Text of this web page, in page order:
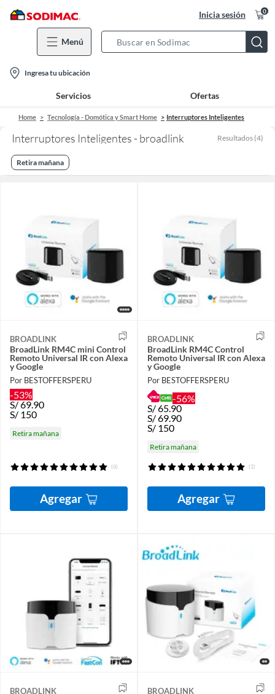
Inicia sesión 0
Menú
Bar
location-
icon
Ingresa tu ubicación
Servicios Ofertas
Home Tecnología - Domótica y Smart Home Interruptores Inteligentes
Interruptores Inteligentes - broadlink Resultados (4)
Retira mañana
BROADLINK
BroadLink RM4C mini Control
Remoto Universal IR con Alexa
y Google
Por BESTOFFERSPERU
-53%
S/69.90
S/ 150
Retira mañana
(6)
Agregar
BROADLINK
BroadLink RM4C Control
Remoto Universal IR con Alexa
y Google
Por BESTOFFERSPERU
-56%
S/65.90
S/69.90
S/ 150
Retira mañana
(1)
Agregar
BROADLINK BROADLINK